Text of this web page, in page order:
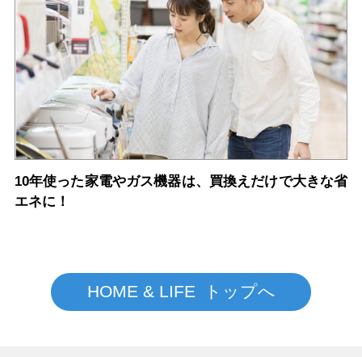
10年使った家電やガス機器は、買換えだけで大きな省
エネに！
HOME & LIFE トップへ